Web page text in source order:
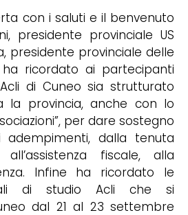
con i saluti e il benvenuto
presidente provinciale US
presidente provinciale delle
ricordato ai partecipanti
di Cuneo sia strutturato
provincia, anche con lo
per dare sostegno
dalla tenuta
fiscale, alla
Infine ha ricordato le
di studio Acli che si
dal 21 al 23 settembre